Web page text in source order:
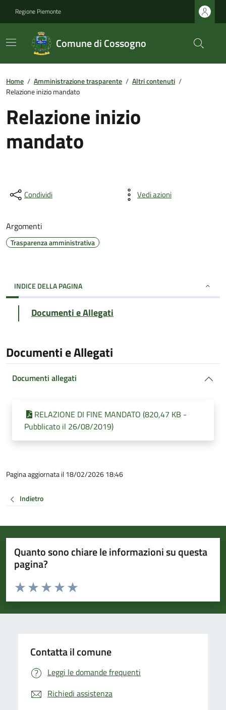
Regione Piemonte
Comune di Cossogno
Home / Amministrazione trasparente / Altri contenuti /
Relazione inizio mandato
Relazione inizio
mandato
Condividi Vedi azioni
Argomenti
Trasparenza amministrativa
INDICE DELLA PAGINA
Documenti e Allegati
Documenti e Allegati
Documenti allegati
RELAZIONE DI FINE MANDATO (820,47 KB -
Pubblicato il 26/08/2019)
Pagina aggiornata il 18/02/2026 18:46
Indietro
Quanto sono chiare le informazioni su questa
pagina?
Valuta da 1 a 5 stelle la pagina
Valuta 5 stelle su 5
Valuta 4 stelle su 5
Valuta 3 stelle su 5
Valuta 2 stelle su 5
Valuta 1 stelle su 5
Contatta il comune
Leggi le domande frequenti
Richiedi assistenza